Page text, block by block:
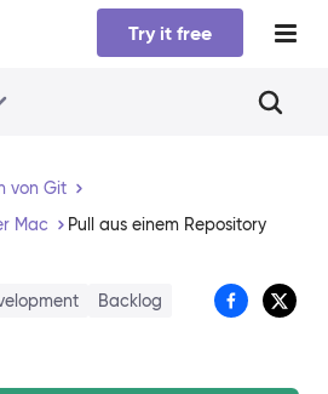
Try it free
von Git
Mac
Pull aus einem Repository
Backlog